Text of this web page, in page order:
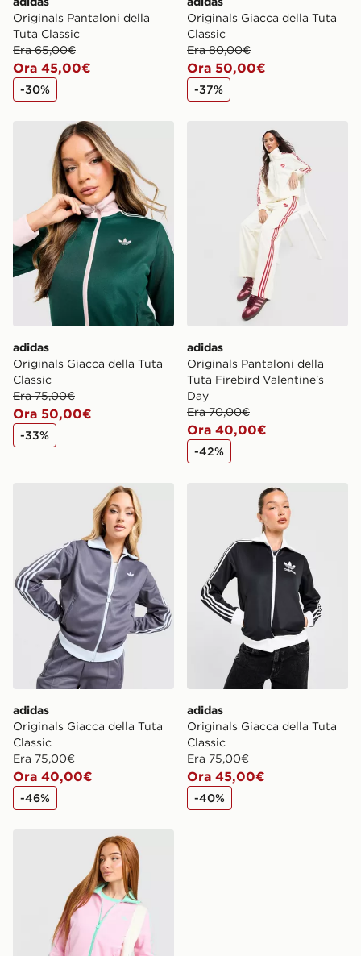
Originals Pantaloni della
Tuta Classic
Era 65,00€
Ora 45,00€
-30%
Originals Giacca della Tuta
Classic
Era 80,00€
Ora 50,00€
-37%
adidas Originals Giacca della Tuta Classic
adidas
Originals Giacca della Tuta
Classic
Era 75,00€
Ora 50,00€
-33%
adidas Originals
adidas
Originals Pantaloni della
Tuta Firebird Valentine's
Day
Era 70,00€
Ora 40,00€
-42%
adidas Originals Giacca della Tuta Classic
adidas
Originals Giacca della Tuta
Classic
Era 75,00€
Ora 40,00€
-46%
adidas Originals Giacca
adidas
Originals Giacca della Tuta
Classic
Era 75,00€
Ora 45,00€
-40%
adidas Originals Giacca della Tuta Classic